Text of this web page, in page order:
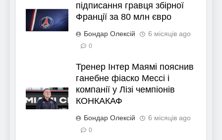
підписання гравця збірної
Франції за 80 млн євро
Бондар Олексій 6 місяців ago
0
Тренер Інтер Маямі пояснив
ганебне фіаско Мессі і
компанії у Лізі чемпіонів
КОНКАКАФ
Бондар Олексій 6 місяців ago
0